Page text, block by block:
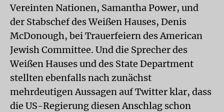
Vereinten Nationen, Samantha Power, und
der Stabschef des Weißen Hauses, Denis
McDonough, bei Trauerfeiern des American
Jewish Committee. Und die Sprecher des
Weißen Hauses und des State Department
stellten ebenfalls nach zunächst
mehrdeutigen Aussagen auf Twitter klar, dass
die US-Regierung diesen Anschlag schon